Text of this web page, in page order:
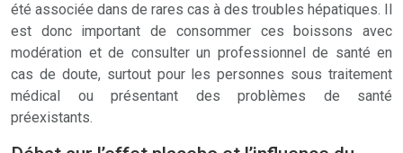
été associée dans de rares cas à des troubles hépatiques. Il
est donc important de consommer ces boissons avec
modération et de consulter un professionnel de santé en
cas de doute, surtout pour les personnes sous traitement
médical ou présentant des problèmes de santé
préexistants.